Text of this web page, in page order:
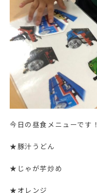
今日の昼食メニューです！
★豚汁うどん
★じゃが芋炒め
★オレンジ